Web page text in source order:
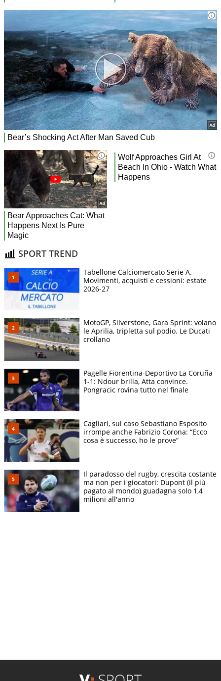
SPORT TREND
Tabellone Calciomercato Serie A.
Movimenti, acquisti e cessioni: estate
2026-27
MotoGP, Silverstone, Gara Sprint: volano
le Aprilia, tripletta sul podio. Le Ducati
crollano
Pagelle Fiorentina-Deportivo La Coruña
1-1: Ndour brilla, Atta convince.
Pongracic rovina tutto nel finale
Cagliari, sul caso Sebastiano Esposito
irrompe anche Fabrizio Corona: “Ecco
cosa è successo, ho le prove”
Il paradosso del rugby, crescita costante
ma non per i giocatori: Dupont (il più
pagato al mondo) guadagna solo 1,4
milioni all'anno